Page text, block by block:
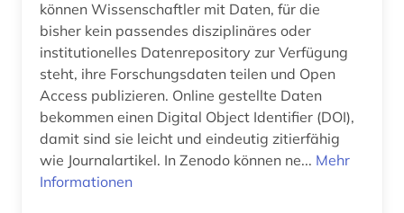
können Wissenschaftler mit Daten, für die
bisher kein passendes disziplinäres oder
institutionelles Datenrepository zur Verfügung
steht, ihre Forschungsdaten teilen und Open
Access publizieren. Online gestellte Daten
bekommen einen Digital Object Identifier (DOI),
damit sind sie leicht und eindeutig zitierfähig
wie Journalartikel. In Zenodo können ne... Mehr
Informationen